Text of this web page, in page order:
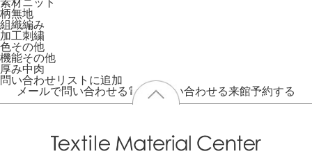
柄無地
組織編み
加工刺繍
色その他
機能その他
厚み中肉
問い合わせリストに追加
メールで問い合わせる電話で問い合わせる来館予約する